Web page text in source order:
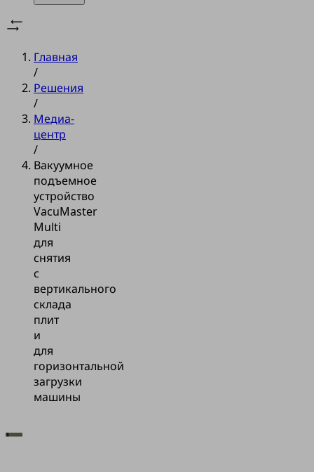
Главная
/
Решения
/
Медиа-
центр
/
Вакуумное
подъемное
устройство
VacuMaster
Multi
для
снятия
с
вертикального
склада
плит
и
для
горизонтальной
загрузки
машины